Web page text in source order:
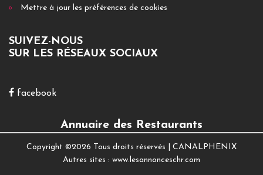
Mettre à jour les préférences de cookies
SUIVEZ-NOUS
SUR LES RÉSEAUX SOCIAUX
facebook
Annuaire des Restaurants
Copyright ©2026 Tous droits réservés | CANALPHENIX
Autres sites : www.lesannonceschr.com